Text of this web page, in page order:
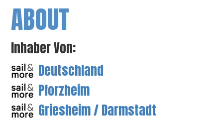
ABOUT
Inhaber Von:
Deutschland
Pforzheim
Griesheim / Darmstadt